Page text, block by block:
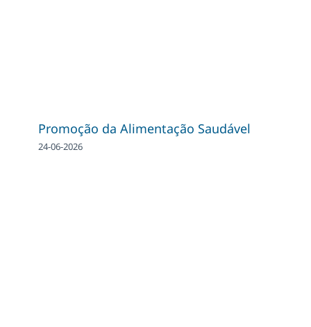
Promoção da Alimentação Saudável
24-06-2026